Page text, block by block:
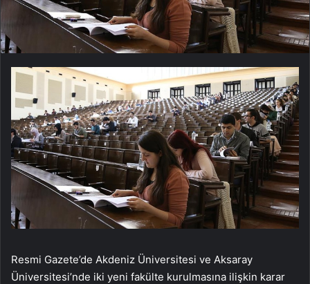
Resmi Gazete’de Akdeniz Üniversitesi ve Aksaray
Üniversitesi’nde iki yeni fakülte kurulmasına ilişkin karar